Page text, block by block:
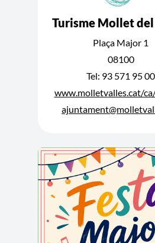
Turisme Mollet
Plaça Major 1
08100
Tel: 93 571 95 00
www.molletvalles.cat/